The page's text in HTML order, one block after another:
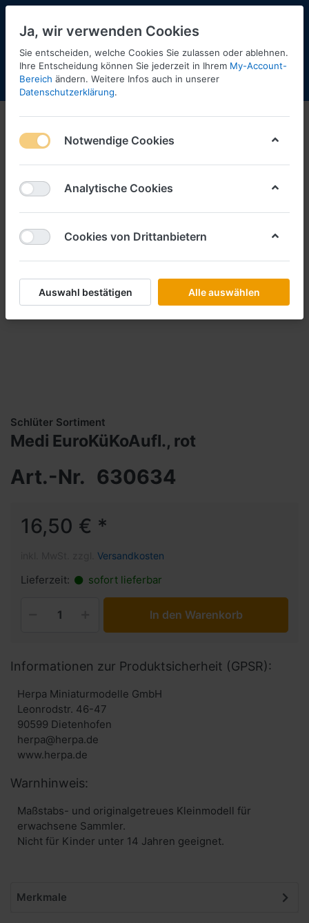
Menü Anmelden Shopaktualisierung
Schlüter Sortiment
Medi EuroKüKoAufl., rot
Art.-Nr. 630634
16,50 € *
Versandkosten
Lieferzeit: sofort lieferbar
In den Warenkorb
Informationen zur Produktsicherheit (GPSR):
Herpa Miniaturmodelle GmbH
Leonrodstr. 46-47
90599 Dietenhofen
herpa@herpa.de
www.herpa.de
Warnhinweis:
Maßstabs- und originalgetreues Kleinmodell für
erwachsene Sammler.
Nicht für Kinder unter 14 Jahren geeignet.
Merkmale
Ja, wir verwenden Cookies
Sie entscheiden, welche Cookies Sie zulassen oder ablehnen.
Ihre Entscheidung können Sie jederzeit in Ihrem My-Account-
Bereich ändern. Weitere Infos auch in unserer
Datenschutzerklärung.
Notwendige Cookies
Analytische Cookies
Cookies von Drittanbietern
Auswahl bestätigen Alle auswählen